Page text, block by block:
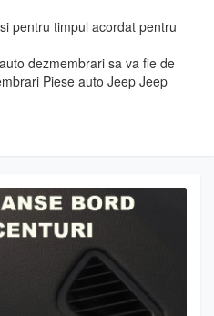
pentru timpul acordat pentru
dezmembrari sa va fie de
Piese auto Jeep Jeep